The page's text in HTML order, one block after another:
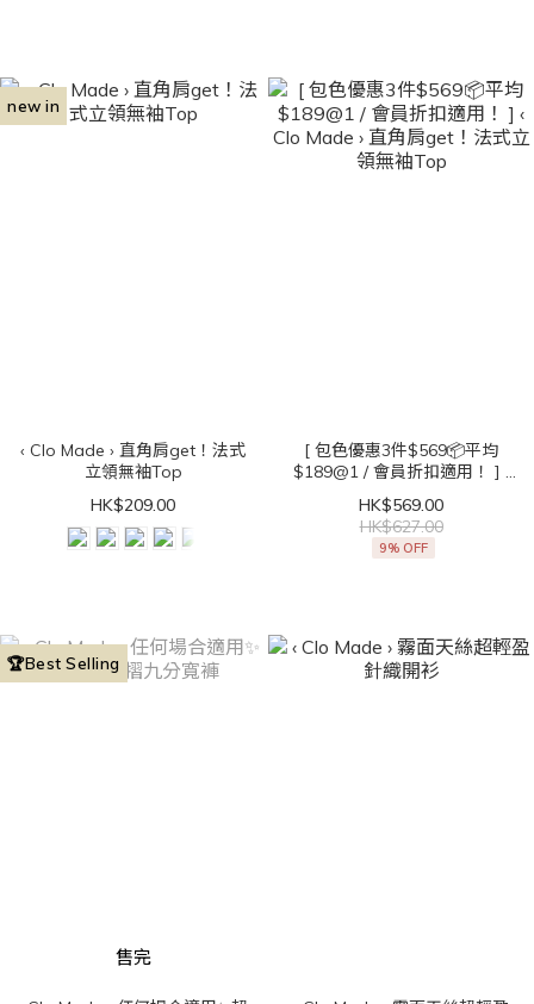
new in
‹ Clo Made › 直角肩get！法式
立領無袖Top
HK$209.00
[ 包色優惠3件$569📦平均
$189@1 / 會員折扣適用！ ] ‹
Clo Made › 直角肩get！法式
立領無袖Top
HK$569.00
HK$627.00
9% OFF
🏆Best Selling
售完